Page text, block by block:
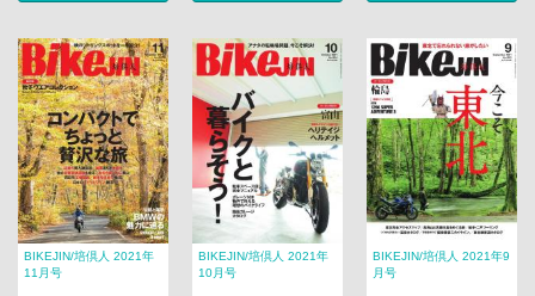
BIKEJIN/培倶人 2021年
11月号
BIKEJIN/培倶人 2021年
10月号
BIKEJIN/培倶人 2021年9
月号